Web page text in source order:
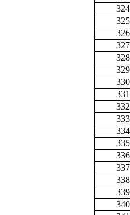
324
325
326
327
328
329
330
331
332
333
334
335
336
337
338
339
340